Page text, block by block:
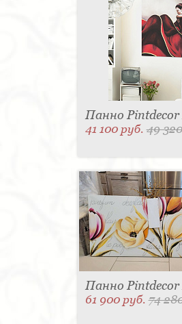
Панно Pintdecor
41 100 руб.49
Панно Pintdecor
61 900 руб.74